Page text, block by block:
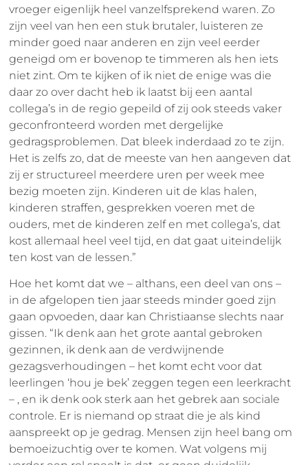
vroeger eigenlijk heel vanzelfsprekend waren. Zo
zijn veel van hen een stuk brutaler, luisteren ze
minder goed naar anderen en zijn veel eerder
geneigd om er bovenop te timmeren als hen iets
niet zint. Om te kijken of ik niet de enige was die
daar zo over dacht heb ik laatst bij een aantal
collega’s in de regio gepeild of zij ook steeds vaker
geconfronteerd worden met dergelijke
gedragsproblemen. Dat bleek inderdaad zo te zijn.
Het is zelfs zo, dat de meeste van hen aangeven dat
zij er structureel meerdere uren per week mee
bezig moeten zijn. Kinderen uit de klas halen,
kinderen straffen, gesprekken voeren met de
ouders, met de kinderen zelf en met collega’s, dat
kost allemaal heel veel tijd, en dat gaat uiteindelijk
ten kost van de lessen.”
Hoe het komt dat we – althans, een deel van ons –
in de afgelopen tien jaar steeds minder goed zijn
gaan opvoeden, daar kan Christiaanse slechts naar
gissen. “Ik denk aan het grote aantal gebroken
gezinnen, ik denk aan de verdwijnende
gezagsverhoudingen – het komt echt voor dat
leerlingen ‘hou je bek’ zeggen tegen een leerkracht
– , en ik denk ook sterk aan het gebrek aan sociale
controle. Er is niemand op straat die je als kind
aanspreekt op je gedrag. Mensen zijn heel bang om
bemoeizuchtig over te komen. Wat volgens mij